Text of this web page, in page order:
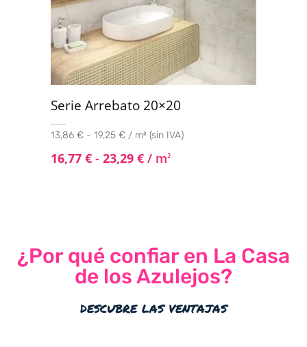
Serie Arrebato 20×20
13,86 € - 19,25 € / m² (sin IVA)
16,77 € - 23,29 € / m2
¿Por qué confiar en La Casa
de los Azulejos?
descubre las ventajas